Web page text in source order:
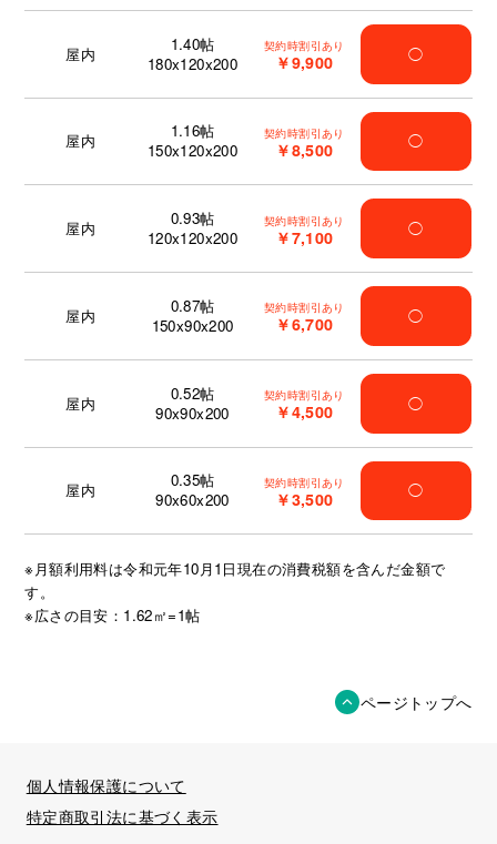
屋内 1.40帖
180x120x200
契約時割引あり
￥9,900 ◯
屋内 1.16帖
150x120x200
契約時割引あり
￥8,500 ◯
屋内 0.93帖
120x120x200
契約時割引あり
￥7,100 ◯
屋内 0.87帖
150x90x200
契約時割引あり
￥6,700 ◯
屋内 0.52帖
90x90x200
契約時割引あり
￥4,500 ◯
屋内 0.35帖
90x60x200
契約時割引あり
￥3,500 ◯
※月額利用料は令和元年10月1日現在の消費税額を含んだ金額で
す。
※広さの目安：1.62㎡=1帖
ページトップへ
個人情報保護について
特定商取引法に基づく表示